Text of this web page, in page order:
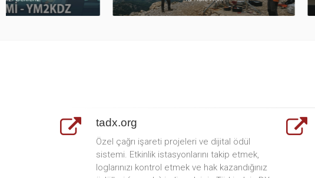
tadx.org
Özel çağrı işareti projeleri ve dijital ödül
sistemi. Etkinlik istasyonlarını takip etmek,
loglarınızı kontrol etmek ve hak kazandığınız